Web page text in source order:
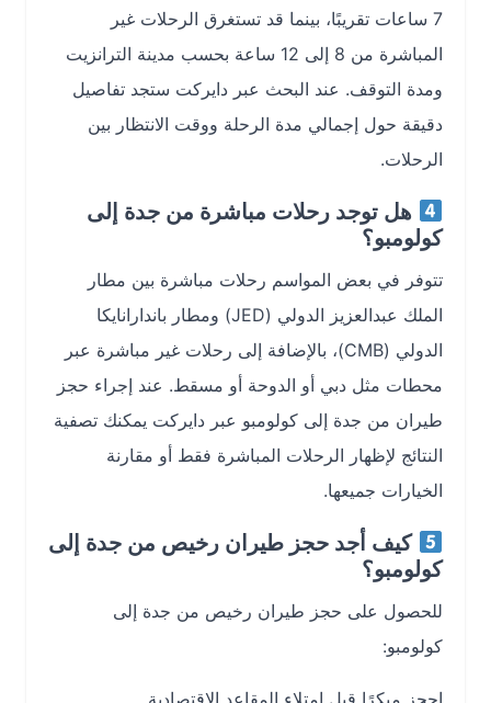
7 ساعات تقريبًا، بينما قد تستغرق الرحلات غير
المباشرة من 8 إلى 12 ساعة بحسب مدينة الترانزيت
ومدة التوقف. عند البحث عبر دايركت ستجد تفاصيل
دقيقة حول إجمالي مدة الرحلة ووقت الانتظار بين
الرحلات.
هل توجد رحلات مباشرة من جدة إلى
كولومبو؟
تتوفر في بعض المواسم رحلات مباشرة بين مطار
الملك عبدالعزيز الدولي (JED) ومطار باندارانايكا
الدولي (CMB)، بالإضافة إلى رحلات غير مباشرة عبر
محطات مثل دبي أو الدوحة أو مسقط. عند إجراء حجز
طيران من جدة إلى كولومبو عبر دايركت يمكنك تصفية
النتائج لإظهار الرحلات المباشرة فقط أو مقارنة
الخيارات جميعها.
كيف أجد حجز طيران رخيص من جدة إلى
كولومبو؟
للحصول على حجز طيران رخيص من جدة إلى
كولومبو:
احجز مبكرًا قبل امتلاء المقاعد الاقتصادية.